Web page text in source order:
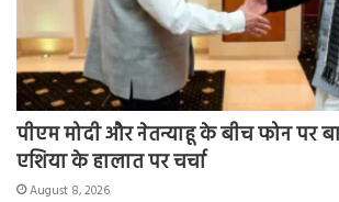
पीएम मोदी और नेतन्याहू के बीच फोन पर
एशिया के हालात पर चर्चा
August 8, 2026